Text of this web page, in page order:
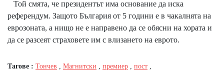
Той смята, че президентът има основание да иска
референдум. Защото България от 5 години е в чакалнята на
еврозоната, а нищо не е направено да се обясни на хората и
да се разсеят страховете им с влизането на еврото.
Тагове : Тончев Магнитски премиер пост